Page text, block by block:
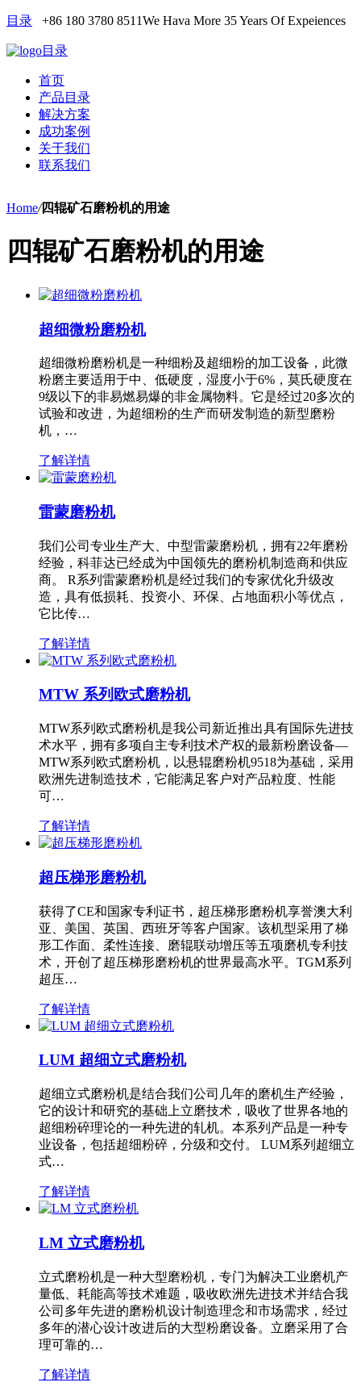
目录 +86 180 3780 8511We Hava More 35 Years Of Expeiences
目录
首页
产品目录
解决方案
成功案例
关于我们
联系我们
Home/四辊矿石磨粉机的用途
四辊矿石磨粉机的用途
超细微粉磨粉机
超细微粉磨粉机是一种细粉及超细粉的加工设备，此微
粉磨主要适用于中、低硬度，湿度小于6%，莫氏硬度在
9级以下的非易燃易爆的非金属物料。它是经过20多次的
试验和改进，为超细粉的生产而研发制造的新型磨粉
机，…
了解详情
雷蒙磨粉机
我们公司专业生产大、中型雷蒙磨粉机，拥有22年磨粉
经验，科菲达已经成为中国领先的磨粉机制造商和供应
商。 R系列雷蒙磨粉机是经过我们的专家优化升级改
造，具有低损耗、投资小、环保、占地面积小等优点，
它比传…
了解详情
MTW 系列欧式磨粉机
MTW系列欧式磨粉机是我公司新近推出具有国际先进技
术水平，拥有多项自主专利技术产权的最新粉磨设备—
MTW系列欧式磨粉机，以悬辊磨粉机9518为基础，采用
欧洲先进制造技术，它能满足客户对产品粒度、性能
可…
了解详情
超压梯形磨粉机
获得了CE和国家专利证书，超压梯形磨粉机享誉澳大利
亚、美国、英国、西班牙等客户国家。该机型采用了梯
形工作面、柔性连接、磨辊联动增压等五项磨机专利技
术，开创了超压梯形磨粉机的世界最高水平。TGM系列
超压…
了解详情
LUM 超细立式磨粉机
超细立式磨粉机是结合我们公司几年的磨机生产经验，
它的设计和研究的基础上立磨技术，吸收了世界各地的
超细粉碎理论的一种先进的轧机。本系列产品是一种专
业设备，包括超细粉碎，分级和交付。 LUM系列超细立
式…
了解详情
LM 立式磨粉机
立式磨粉机是一种大型磨粉机，专门为解决工业磨机产
量低、耗能高等技术难题，吸收欧洲先进技术并结合我
公司多年先进的磨粉机设计制造理念和市场需求，经过
多年的潜心设计改进后的大型粉磨设备。立磨采用了合
理可靠的…
了解详情